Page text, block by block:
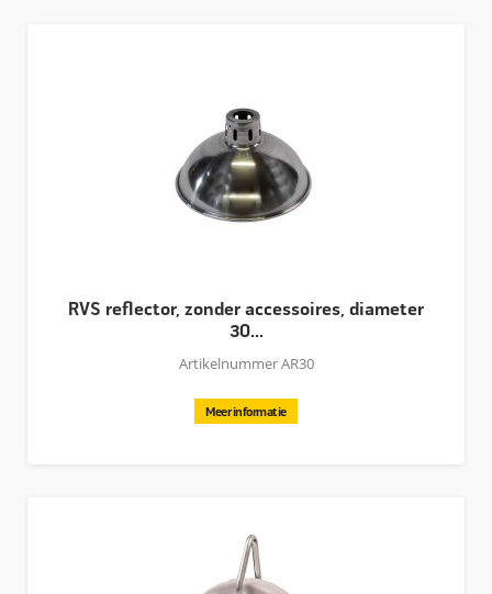
RVS reflector, zonder accessoires, diameter
30...
Artikelnummer AR30
Meer informatie